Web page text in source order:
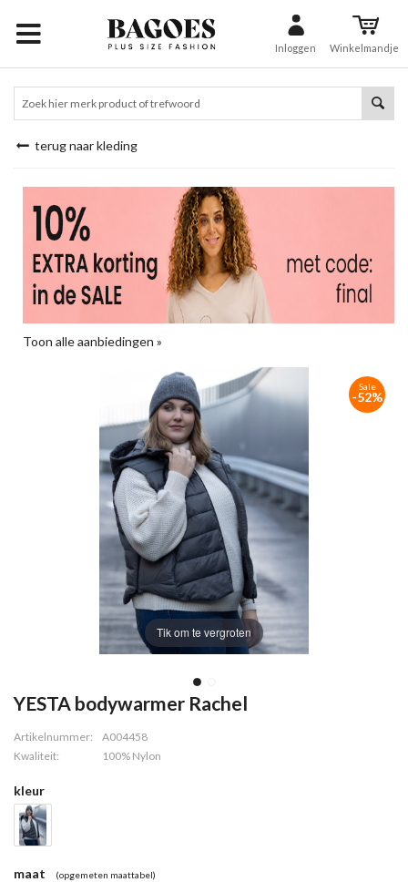
Inloggen Winkelmandje
terug naar kleding
Toon alle aanbiedingen »
Tik om te vergroten
Sale
-52%
YESTA bodywarmer Rachel
Artikelnummer:
A004458
Kwaliteit:
100% Nylon
kleur
maat (opgemeten maattabel)